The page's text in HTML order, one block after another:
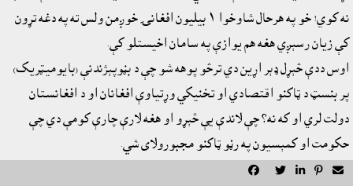
نه کوي! خو په هرحال شاوخوا ١ بيليون افغانۍ خوږمن ولس ته په دغه تړون
کې زيان رسېږي هغه هم يوازې په سامان اخيستلو کې.
اوس ددې څېړل ډېر اړين دي ترڅو پوهه شو چې د بڼوپېژندنې (بايوميټريک)
پر بنسټ د ټاکنو اقتصادي او تخنيکي وړتياوې افغانان او د افغانستان
دولت لري او که نه؟ چې لاندې يې څېړو او هغه لارې چارې کومې دي چې
حکومت او کمېسيون په رڼو ټاکنو مجبورولاى شي.
    